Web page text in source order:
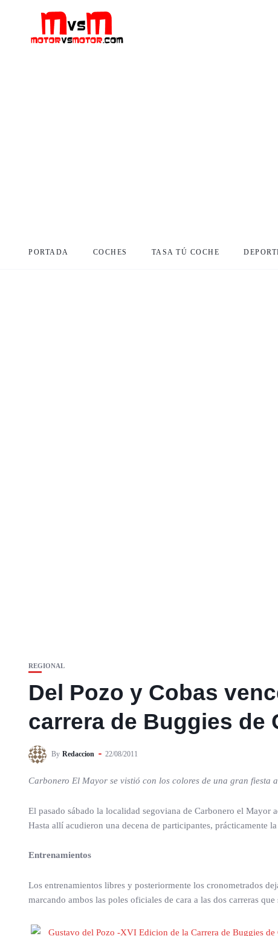
PORTADA COCHES TASA TÚ COCHE
REGIONAL
Del Pozo y Cobas
carrera de Buggies de
By Redaccion 22/08/2011
Carbonero El Mayor se vistió con los colores de una gran fiesta
El pasado sábado la localidad segoviana de Carbonero el
Hasta allí acudieron una decena de participantes, prácticamente
Entrenamientos
Los entrenamientos libres y posteriormente los cronometrados
marcando ambos las poles oficiales de cara a las dos carreras